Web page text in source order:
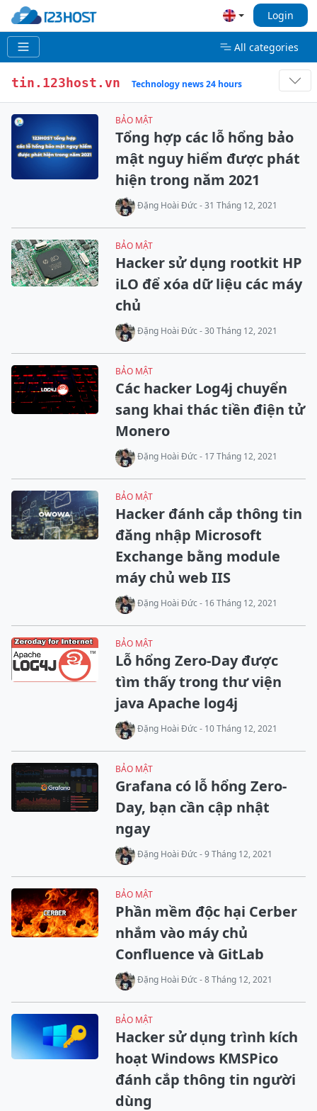
Login
All categories
tin.123host.vn Technology news 24 hours
BẢO MẬT
Tổng hợp các lỗ hổng bảo
mật nguy hiểm được phát
hiện trong năm 2021
Đặng Hoài Đức - 31 Tháng 12, 2021
BẢO MẬT
Hacker sử dụng rootkit HP
iLO để xóa dữ liệu các máy
chủ
Đặng Hoài Đức - 30 Tháng 12, 2021
BẢO MẬT
Các hacker Log4j chuyển
sang khai thác tiền điện tử
Monero
Đặng Hoài Đức - 17 Tháng 12, 2021
BẢO MẬT
Hacker đánh cắp thông tin
đăng nhập Microsoft
Exchange bằng module
máy chủ web IIS
Đặng Hoài Đức - 16 Tháng 12, 2021
BẢO MẬT
Lỗ hổng Zero-Day được
tìm thấy trong thư viện
java Apache log4j
Đặng Hoài Đức - 10 Tháng 12, 2021
BẢO MẬT
Grafana có lỗ hổng Zero-
Day, bạn cần cập nhật
ngay
Đặng Hoài Đức - 9 Tháng 12, 2021
BẢO MẬT
Phần mềm độc hại Cerber
nhắm vào máy chủ
Confluence và GitLab
Đặng Hoài Đức - 8 Tháng 12, 2021
BẢO MẬT
Hacker sử dụng trình kích
hoạt Windows KMSPico
đánh cắp thông tin người
dùng